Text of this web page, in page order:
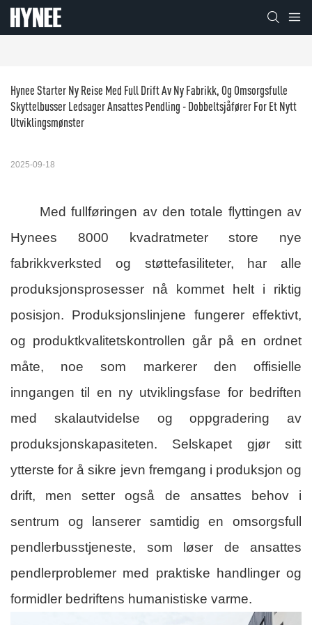
Hynee Starter Ny Reise Med Full Drift Av Ny Fabrikk, Og Omsorgsfulle
Skyttelbusser Ledsager Ansattes Pendling - Dobbeltsjåfører For Et Nytt
Utviklingsmønster
2025-09-18
Med fullføringen av den totale flyttingen av
Hynees 8000 kvadratmeter store nye
fabrikkverksted og støttefasiliteter, har alle
produksjonsprosesser nå kommet helt i riktig
posisjon. Produksjonslinjene fungerer effektivt,
og produktkvalitetskontrollen går på en ordnet
måte, noe som markerer den offisielle
inngangen til en ny utviklingsfase for bedriften
med skalautvidelse og oppgradering av
produksjonskapasiteten. Selskapet gjør sitt
ytterste for å sikre jevn fremgang i produksjon og
drift, men setter også de ansattes behov i
sentrum og lanserer samtidig en omsorgsfull
pendlerbusstjeneste, som løser de ansattes
pendlerproblemer med praktiske handlinger og
formidler bedriftens humanistiske varme.